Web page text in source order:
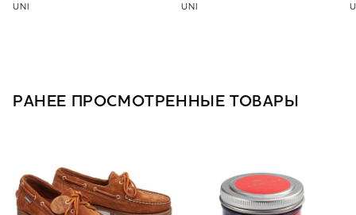
UNI UNI
РАНЕЕ ПРОСМОТРЕННЫЕ ТОВАРЫ